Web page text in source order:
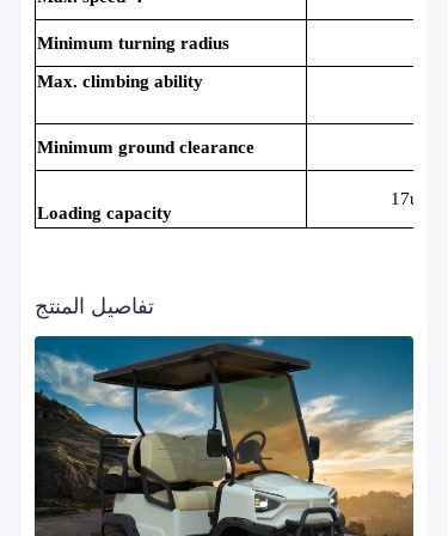
Minimum turning radius
Max. climbing ability
Minimum ground clearance
Loading capacity
تفاصيل المنتج